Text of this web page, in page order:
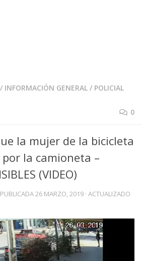
/ INFORMACIÓN GENERAL / POLICIAL
0
la mujer de la bicicleta
la camioneta –
(VIDEO)
PUBLICADA26 MARZO, 2019 · ACTUALIZADO